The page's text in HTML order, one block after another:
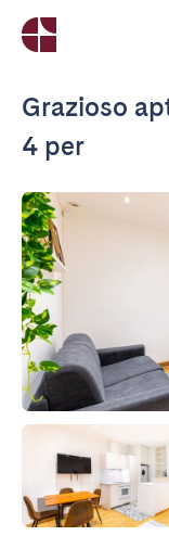
Grazioso
4 per